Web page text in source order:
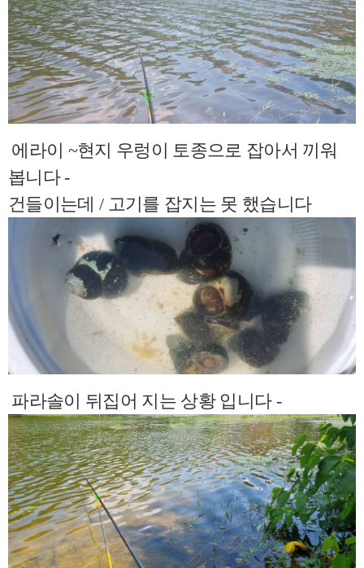
에라이 ~현지 우렁이 토종으로 잡아서 끼워
봅니다 -
건들이는데 / 고기를 잡지는 못 했습니다
파라솔이 뒤집어 지는 상황 입니다 -